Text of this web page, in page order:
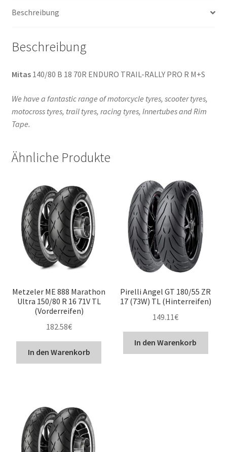
Beschreibung
Beschreibung
Mitas140/80 B 18 70R ENDURO TRAIL-RALLY PRO R M+S
We have a fantastic range of motorcycle tyres, scooter tyres,
motocross tyres, trail tyres, racing tyres, Innertubes and Rim
Tape.
Ähnliche Produkte
Metzeler ME 888 Marathon
Ultra 150/80 R 16 71V TL
(Vorderreifen)
182.58€
In den Warenkorb
Pirelli Angel GT 180/55 ZR
17 (73W) TL (Hinterreifen)
149.11€
In den Warenkorb